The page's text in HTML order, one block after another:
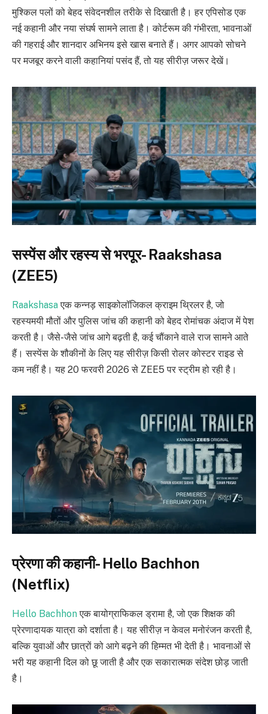
मुश्किल पलों को बेहद संवेदनशील तरीके से दिखाती है। हर एपिसोड एक
नई कहानी और नया संघर्ष सामने लाता है। कोर्टरूम की गंभीरता, भावनाओं
की गहराई और शानदार अभिनय इसे खास बनाते हैं। अगर आपको सोचने
पर मजबूर करने वाली कहानियां पसंद हैं, तो यह सीरीज़ जरूर देखें।
सस्पेंस और रहस्य से भरपूर- Raakshasa
(ZEE5)
Raakshasaएक कन्नड़ साइकोलॉजिकल क्राइम थ्रिलर है, जो
रहस्यमयी मौतों और पुलिस जांच की कहानी को बेहद रोमांचक अंदाज में पेश
करती है। जैसे-जैसे जांच आगे बढ़ती है, कई चौंकाने वाले राज सामने आते
हैं। सस्पेंस के शौकीनों के लिए यह सीरीज़ किसी रोलर कोस्टर राइड से
कम नहीं है। यह 20 फरवरी 2026 से ZEE5 पर स्ट्रीम हो रही है।
प्रेरणा की कहानी- Hello Bachhon
(Netflix)
Hello Bachhonएक बायोग्राफिकल ड्रामा है, जो एक शिक्षक की
प्रेरणादायक यात्रा को दर्शाता है। यह सीरीज़ न केवल मनोरंजन करती है,
बल्कि युवाओं और छात्रों को आगे बढ़ने की हिम्मत भी देती है। भावनाओं से
भरी यह कहानी दिल को छू जाती है और एक सकारात्मक संदेश छोड़ जाती
है।